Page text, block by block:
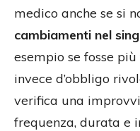
medico anche se si
cambiamenti nel
esempio se fosse
invece d’obbligo
verifica una
frequenza, durata e